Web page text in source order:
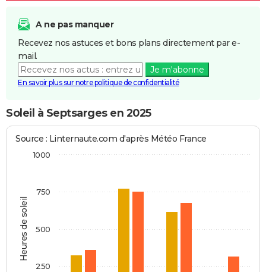
A ne pas manquer
Recevez nos astuces et bons plans directement par e-
mail.
Je m'abonne
En savoir plus sur notre politique de confidentialité
Soleil à Septsarges en 2025
Heures de soleil
Source : Linternaute.com d'après Météo France
1000
250
500
750